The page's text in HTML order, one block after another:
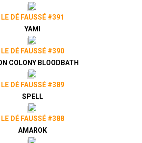
LE DÉ FAUSSÉ #391
YAMI
LE DÉ FAUSSÉ #390
COLONY BLOODBATH
LE DÉ FAUSSÉ #389
SPELL
LE DÉ FAUSSÉ #388
AMAROK